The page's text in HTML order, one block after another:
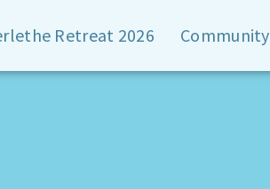
Retreat 2026 Community